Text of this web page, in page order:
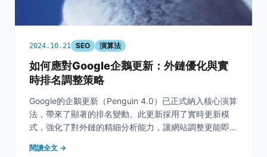
2024.10.21 SEO 演算法
如何應對Google企鵝更新：外鏈優化與實
時排名調整策略
Google的企鵝更新（Penguin 4.0）已正式納入核心演算
法，帶來了顯著的排名變動。此更新採用了實時更新模
式，強化了對外鏈的精細分析能力，讓網站調整更能即時
變得更加重要。以下將介紹企鵝更新的主要變更及如何通
閱讀全文 →